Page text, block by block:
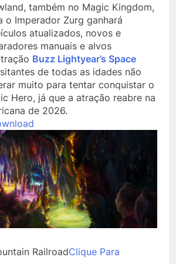
também no Magic Kingdom,
o Imperador Zurg ganhará
atualizados, novos e
manuais e alvos
Buzz Lightyear’s Space
de todas as idades não
muito para tentar conquistar o
Hero, já que a atração reabre na
de 2026.
RailroadClique Para